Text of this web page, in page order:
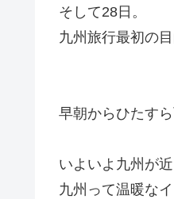
そして28日。
九州旅行最初の
早朝からひたす
いよいよ九州が
九州って温暖な